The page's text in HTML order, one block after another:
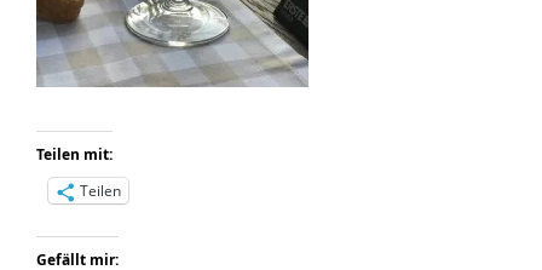
Teilen mit:
Teilen
Gefällt mir: